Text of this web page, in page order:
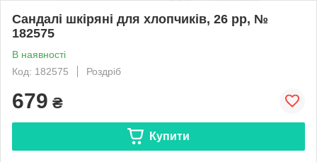
Сандалі шкіряні для хлопчиків, 26 рр, №
182575
В наявності
Код: 182575
Роздріб
679 ₴
Купити